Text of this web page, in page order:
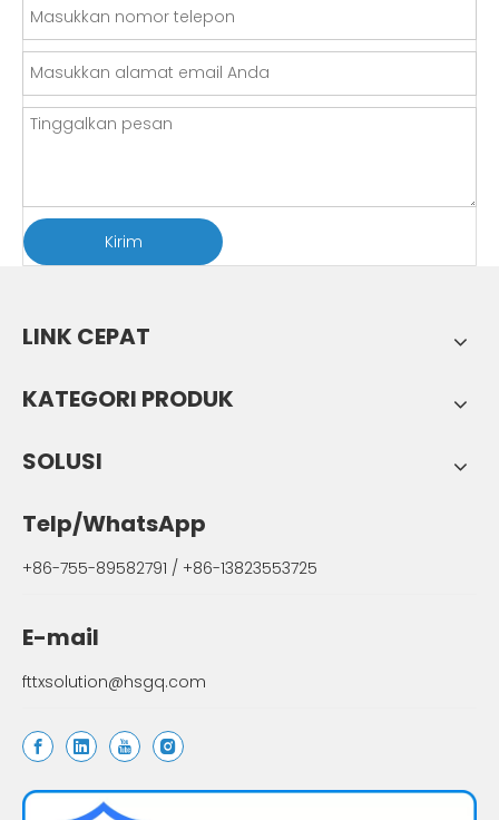
Kirim
LINK CEPAT
KATEGORI PRODUK
SOLUSI
Telp/WhatsApp
+86-755-89582791 / +86-13823553725
E-mail
fttxsolution@hsgq.com